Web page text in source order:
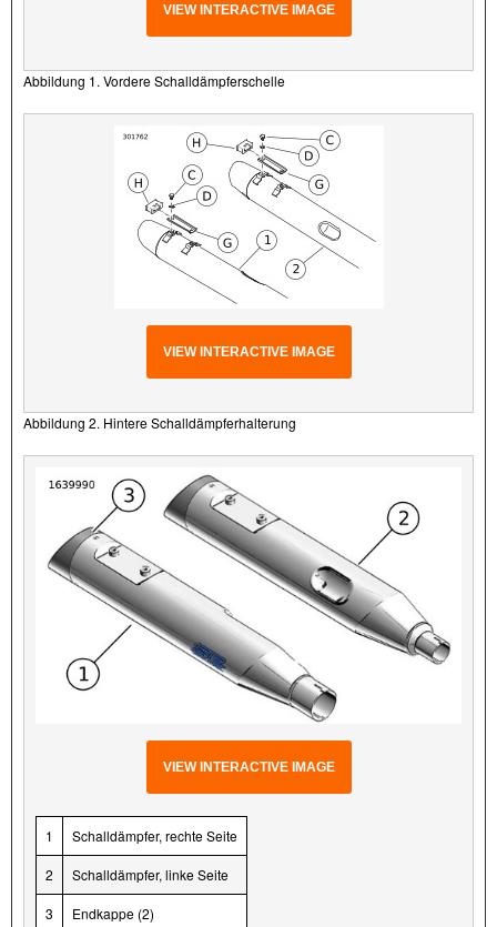
VIEW INTERACTIVE IMAGE
Abbildung 1. Vordere Schalldämpferschelle
VIEW INTERACTIVE IMAGE
Abbildung 2. Hintere Schalldämpferhalterung
VIEW INTERACTIVE IMAGE
1 Schalldämpfer, rechte Seite
2 Schalldämpfer, linke Seite
3 Endkappe (2)